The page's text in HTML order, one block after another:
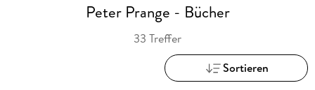
Peter Prange - Bücher
33 Treffer
Sortieren